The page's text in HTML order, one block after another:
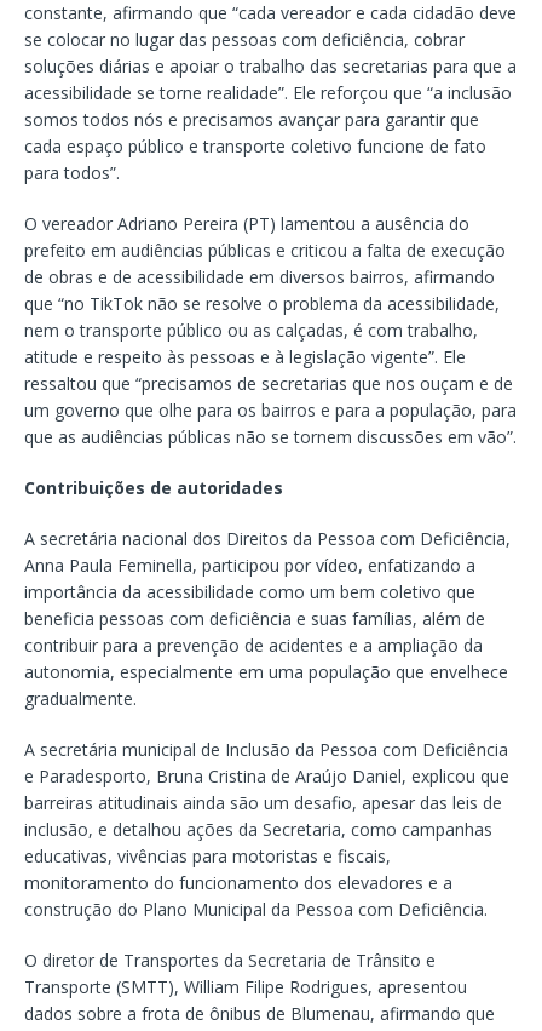
constante, afirmando que “cada vereador e cada cidadão deve
se colocar no lugar das pessoas com deficiência, cobrar
soluções diárias e apoiar o trabalho das secretarias para que a
acessibilidade se torne realidade”. Ele reforçou que “a inclusão
somos todos nós e precisamos avançar para garantir que
cada espaço público e transporte coletivo funcione de fato
para todos”.
O vereador Adriano Pereira (PT) lamentou a ausência do
prefeito em audiências públicas e criticou a falta de execução
de obras e de acessibilidade em diversos bairros, afirmando
que “no TikTok não se resolve o problema da acessibilidade,
nem o transporte público ou as calçadas, é com trabalho,
atitude e respeito às pessoas e à legislação vigente”. Ele
ressaltou que “precisamos de secretarias que nos ouçam e de
um governo que olhe para os bairros e para a população, para
que as audiências públicas não se tornem discussões em vão”.
Contribuições de autoridades
A secretária nacional dos Direitos da Pessoa com Deficiência,
Anna Paula Feminella, participou por vídeo, enfatizando a
importância da acessibilidade como um bem coletivo que
beneficia pessoas com deficiência e suas famílias, além de
contribuir para a prevenção de acidentes e a ampliação da
autonomia, especialmente em uma população que envelhece
gradualmente.
A secretária municipal de Inclusão da Pessoa com Deficiência
e Paradesporto, Bruna Cristina de Araújo Daniel, explicou que
barreiras atitudinais ainda são um desafio, apesar das leis de
inclusão, e detalhou ações da Secretaria, como campanhas
educativas, vivências para motoristas e fiscais,
monitoramento do funcionamento dos elevadores e a
construção do Plano Municipal da Pessoa com Deficiência.
O diretor de Transportes da Secretaria de Trânsito e
Transporte (SMTT), William Filipe Rodrigues, apresentou
dados sobre a frota de ônibus de Blumenau, afirmando que